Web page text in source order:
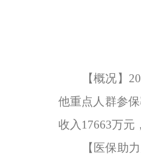
【概况】
他重点人群参
收入17663万元
【医保助